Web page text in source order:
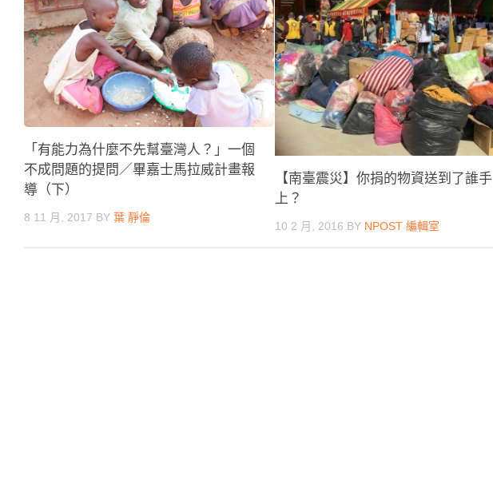
「有能力為什麼不先幫臺灣人？」一個
不成問題的提問／畢嘉士馬拉威計畫報
導（下）
8 11 月, 2017 BY 葉 靜倫
【南臺震災】你捐的物資送到了誰手
上？
10 2 月, 2016 BY NPOST 編輯室